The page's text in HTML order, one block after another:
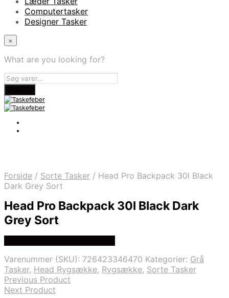
Computertasker
Designer Tasker
×
What are you looking for?
Forside / Sorte Tasker / Head Pro Backpack 30l Black
Dark Grey Sort
Head Pro Backpack 30l Black Dark
Grey Sort
Varenummer (SKU): 726423346470 Kategorier: Grå
Tasker, Head Rygsække, Rygsække, Sorte Tasker
Previous Product
Next Product